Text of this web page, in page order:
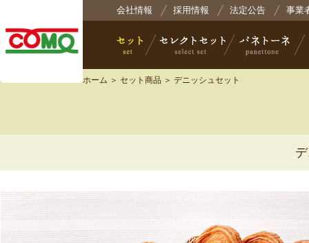
株式会社コモ
会社情報 採用情報 法定公告 事業
ホーム ＞ セット商品 ＞ デニッシュセット